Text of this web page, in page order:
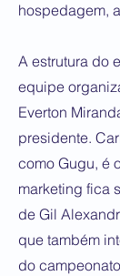
hospedagem,
A estrutura do
equipe
Everton
presidente.
como Gugu, é
marketing fica
de Gil
que também
do